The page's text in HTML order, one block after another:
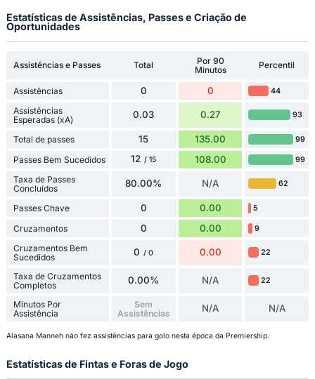
Estatísticas de Assistências, Passes e Criação de
Oportunidades
Assistências e Passes Total
Por 90
Minutos
Percentil
Assistências 0 0 44
Assistências
Esperadas (xA)
0.03 0.27 93
Total de passes 15 135.00 99
Passes Bem Sucedidos 12 / 15 108.00 99
Taxa de Passes
Concluídos
80.00% N/A 62
Passes Chave 0 0.00 5
Cruzamentos 0 0.00 9
Cruzamentos Bem
Sucedidos
0 / 0 0.00 22
Taxa de Cruzamentos
Completos
0.00% N/A 22
Minutos Por
Assistência
Sem
Assistências
N/A N/A
Alasana Manneh não fez assistências para golo nesta época da Premiership.
Estatísticas de Fintas e Foras de Jogo